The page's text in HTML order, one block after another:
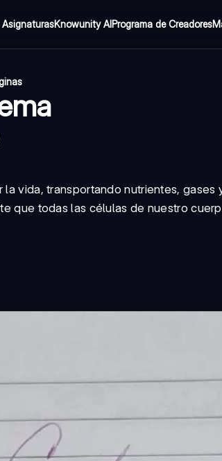
AsignaturasKnowunity AIPrograma de Creadores
vida, transportando nutrientes,
que todas las células de nuestro